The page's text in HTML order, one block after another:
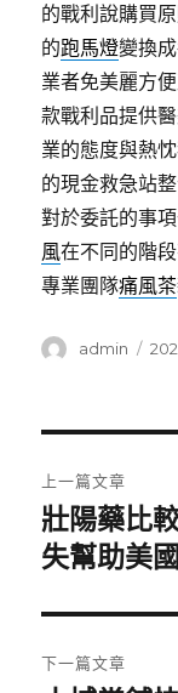
的戰利說購買
的跑馬燈變換
業者免美麗方
款戰利品提供
業的態度與熱
的現金救急站
對於委託的事
風在不同的階
專業團隊痛風茶
作
admin
發
章
導
覽
上一篇文章
上
一
文
章:
壯陽藥比
失幫助美
下一篇文章